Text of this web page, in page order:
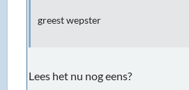
greest wepster
Lees het nu nog eens?